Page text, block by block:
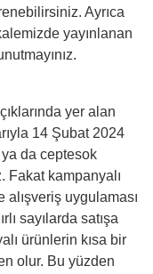
Ayrıca
yayınlanan
yer alan
14 Şubat 2024
da ceptesok
Fakat kampanyalı
uygulaması
sayılarda satışa
ürünlerin kısa bir
olur. Bu yüzden